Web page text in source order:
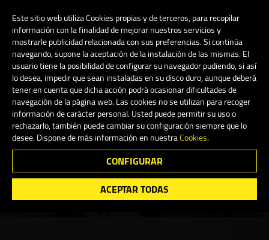
Este sitio web utiliza Cookies propias y de terceros, para recopilar
información con la finalidad de mejorar nuestros servicios y
mostrarle publicidad relacionada con sus preferencias. Si continúa
navegando, supone la aceptación de la instalación de las mismas. El
usuario tiene la posibilidad de configurar su navegador pudiendo, si así
lo desea, impedir que sean instaladas en su disco duro, aunque deberá
tener en cuenta que dicha acción podrá ocasionar dificultades de
navegación de la página web. Las cookies no se utilizan para recoger
información de carácter personal. Usted puede permitir su uso o
rechazarlo, también puede cambiar su configuración siempre que lo
desee. Dispone de más información en nuestraCookies.
CONFIGURAR
ACEPTAR TODAS
My Account
English
Su lista de favoritos está vacía.